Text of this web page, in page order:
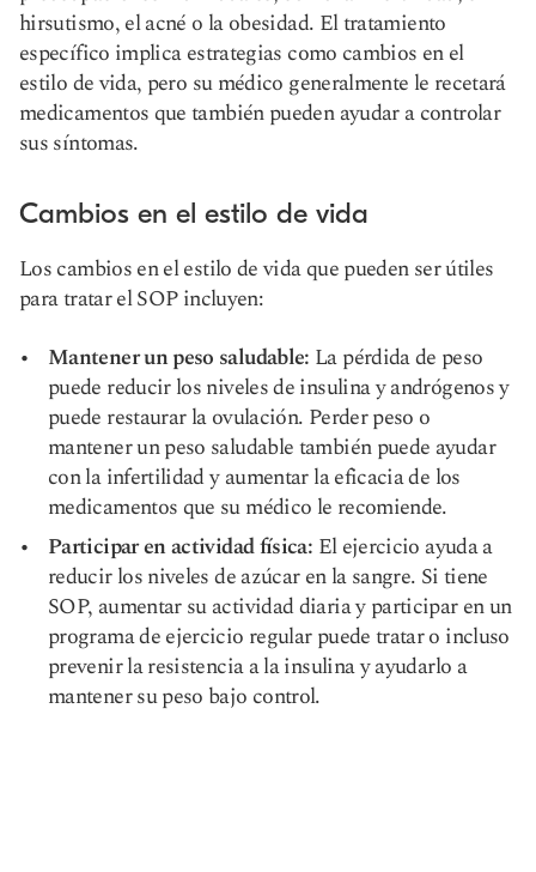
hirsutismo, el acné o la obesidad. El tratamiento
específico implica estrategias como cambios en el
estilo de vida, pero su médico generalmente le recetará
medicamentos que también pueden ayudar a controlar
sus síntomas.
Cambios en el estilo de vida
Los cambios en el estilo de vida que pueden ser útiles
para tratar el SOP incluyen:
Mantener un peso saludable: La pérdida de peso
puede reducir los niveles de insulina y andrógenos y
puede restaurar la ovulación. Perder peso o
mantener un peso saludable también puede ayudar
con la infertilidad y aumentar la eficacia de los
medicamentos que su médico le recomiende.
Participar en actividad física: El ejercicio ayuda a
reducir los niveles de azúcar en la sangre. Si tiene
SOP, aumentar su actividad diaria y participar en un
programa de ejercicio regular puede tratar o incluso
prevenir la resistencia a la insulina y ayudarlo a
mantener su peso bajo control.